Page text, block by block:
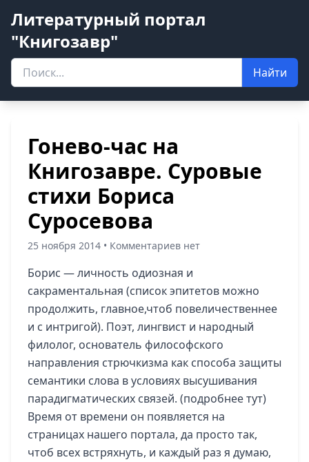
Литературный портал
"Книгозавр"
Найти
Гонево-час на
Книгозавре. Суровые
стихи Бориса
Суросевова
25 ноября 2014 • Комментариев нет
Борис — личность одиозная и
сакраментальная (список эпитетов можно
продолжить, главное,чтоб повеличественнее
и с интригой). Поэт, лингвист и народный
филолог, основатель философского
направления стрючкизма как способа защиты
семантики слова в условиях высушивания
парадигматических связей. (подробнее тут)
Время от времени он появляется на
страницах нашего портала, да просто так,
чтоб всех встряхнуть, и каждый раз я думаю,